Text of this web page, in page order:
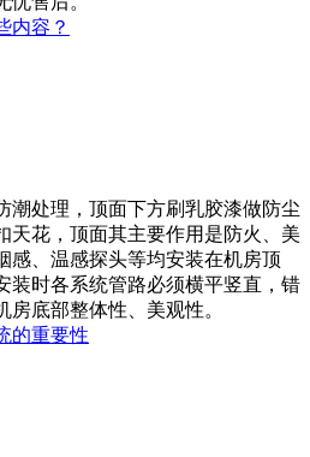
潮处理，顶面下方刷乳胶漆做防尘
天花，顶面其主要作用是防火、美
感、温感探头等均安装在机房顶
装时各系统管路必须横平竖直，错
底部整体性、美观性。